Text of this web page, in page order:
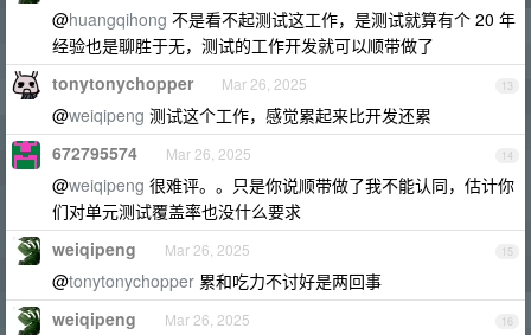
@huangqihong 不是看不起测试这工作，是测试就算有个 20 年
经验也是聊胜于无，测试的工作开发就可以顺带做了
13
tonytonychopper Mar 26, 2025
@weiqipeng 测试这个工作，感觉累起来比开发还累
14
672795574 Mar 26, 2025
@weiqipeng 很难评。。只是你说顺带做了我不能认同，估计你
们对单元测试覆盖率也没什么要求
15
weiqipeng Mar 26, 2025
@tonytonychopper 累和吃力不讨好是两回事
16
weiqipeng Mar 26, 2025